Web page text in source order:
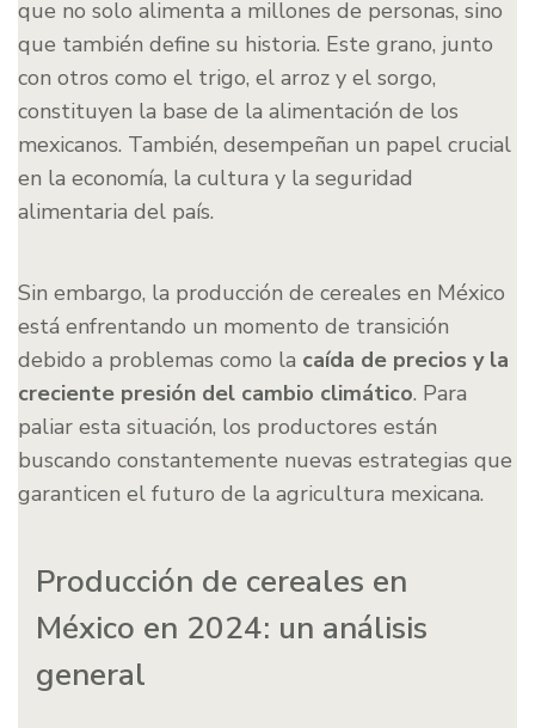
que no solo alimenta a millones de personas, sino
que también define su historia. Este grano, junto
con otros como el trigo, el arroz y el sorgo,
constituyen la base de la alimentación de los
mexicanos. También, desempeñan un papel crucial
en la economía, la cultura y la seguridad
alimentaria del país.
Sin embargo, la producción de cereales en México
está enfrentando un momento de transición
debido a problemas como la caída de precios y la
creciente presión del cambio climático. Para
paliar esta situación, los productores están
buscando constantemente nuevas estrategias que
garanticen el futuro de la agricultura mexicana.
Producción de cereales en
México en 2024: un análisis
general